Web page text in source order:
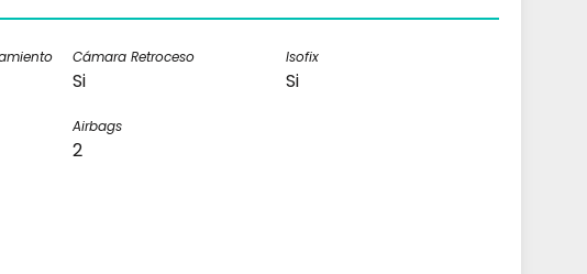
Cámara Retroceso
Si
Isofix
Si
Airbags
2